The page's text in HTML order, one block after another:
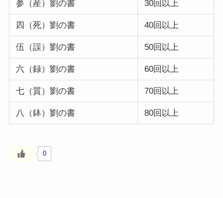
参（産）劉の書 30回以上
四（死）劉の書 40回以上
伍（誤）劉の書 50回以上
六（録）劉の書 60回以上
七（質）劉の書 70回以上
八（鉢）劉の書 80回以上
0